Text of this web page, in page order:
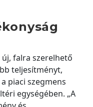
falra szerelhető
teljesítményt,
piaci szegmens
egységében. „A